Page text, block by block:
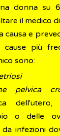
donna su
il medico
causa e
cause più
sono:
pelvica
o delle
da infezioni